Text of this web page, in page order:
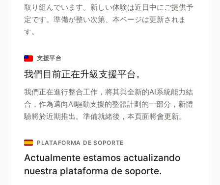
取り組んでいます。新しい体験は近日中にご提供予
定です。準備が整い次第、本ページは更新されま
す。
支援平台
我們目前正在升級支援平台。
我們正在進行整合工作，將其與全新的AI系統能力結
合，作為邁向AI驅動支援的整體計劃的一部分，新體
驗將於近期推出。準備就緒後，本頁面將會更新。
PLATAFORMA DE SOPORTE
Actualmente estamos actualizando
nuestra plataforma de soporte.